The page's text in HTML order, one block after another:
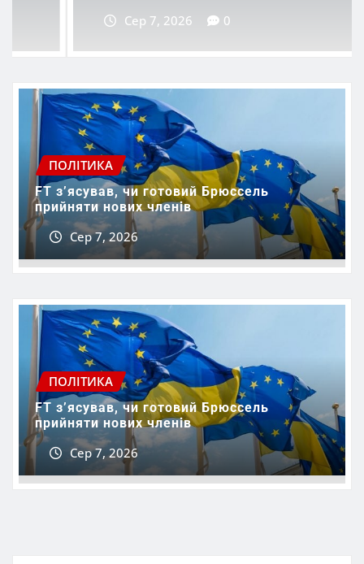
Сер 6, 2026
ПОЛІТИКА
FT зʼясував, чи готовий Брюссель
прийняти нових членів
Сер 7, 2026
ПОЛІТИКА
FT зʼясував, чи готовий Брюссель
прийняти нових членів
Сер 7, 2026